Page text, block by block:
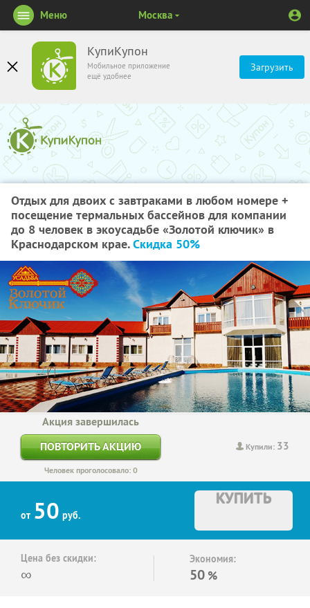
КупиКупон
Мобильное приложение
ещё удобнее
Загрузить
Меню Москва
Отдых для двоих с завтраками в любом номере +
посещение термальных бассейнов для компании
до 8 человек в экоусадьбе «Золотой ключик» в
Краснодарском крае.Скидка 50%
Купили: 33
Акция завершилась
ПОВТОРИТЬ АКЦИЮ
Человек проголосовало: 0
от 50 руб.
КУПИТЬ
Цена без скидки:
∞
Экономия:
50 %